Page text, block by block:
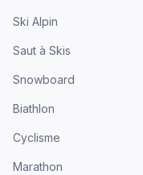
Ski Alpin
Saut à Skis
Snowboard
Biathlon
Cyclisme
Marathon